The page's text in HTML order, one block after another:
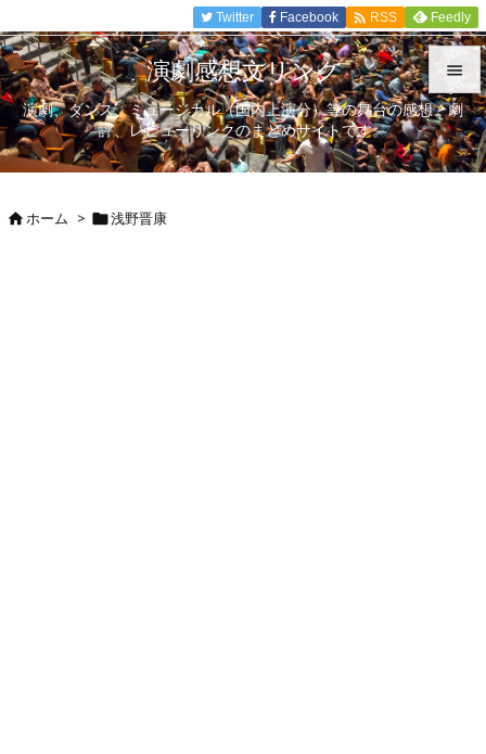


メニュ

Twitter Facebook  RSS Feedly
演劇感想文リンク
演劇、ダンス、ミュージカル（国内上演分）等の舞台の感想、劇
評、レビューリンクのまとめサイトです。
ホーム > 浅野晋康